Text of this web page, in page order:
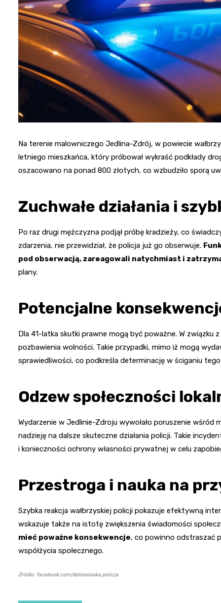
Na terenie malowniczego Jedlina-Zdrój, w powiecie
letniego mieszkańca, który próbował wykraść podkłady
oszacowano na ponad 800 złotych, co wzbudziło sporą
Zuchwałe działania i
Po raz drugi mężczyzna podjął próbę kradzieży, co
zdarzenia, nie przewidział, że policja już go obserwuje.
pod obserwacją, zareagowali natychmiast i
plany.
Potencjalne
Dla 41-latka skutki prawne mogą być poważne. W związku
pozbawienia wolności. Takie przypadki, mimo iż mogą
sprawiedliwości, co podkreśla determinację w ściganiu
Odzew społeczności
Wydarzenie w Jedlinie-Zdroju wywołało poruszenie
nadzieję na dalsze skuteczne działania policji. Takie
i konieczności ochrony własności prywatnej w celu
Przestroga i nauka na
Szybka reakcja wałbrzyskiej policji pokazuje efektywną
wskazuje także na istotę zwiększenia świadomości
mieć poważne konsekwencje, co powinno odstraszać
współżycia społecznego.
Źródło: facebook.com/dolnoslaska.policja